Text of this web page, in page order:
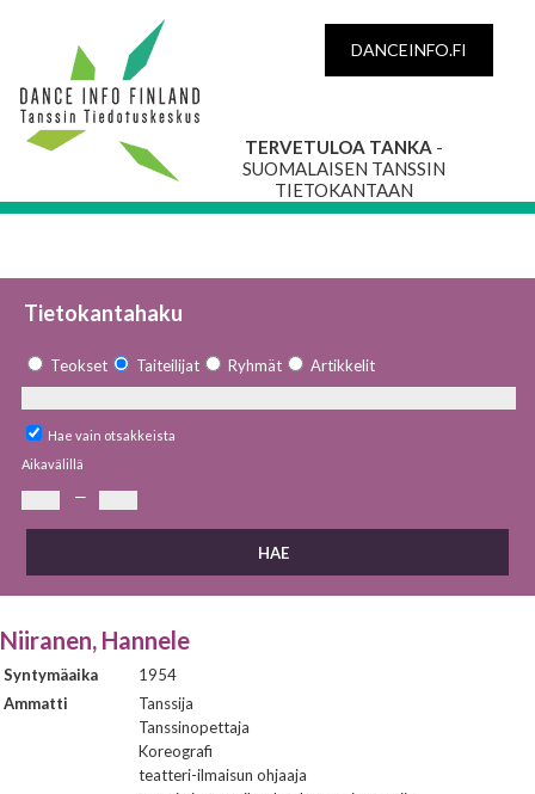
DANCEINFO.FI
TERVETULOA TANKA -
SUOMALAISEN TANSSIN
TIETOKANTAAN
Tietokantahaku
Teokset Taiteilijat Ryhmät Artikkelit
Hae vain otsakkeista
Aikavälillä
—
Niiranen, Hannele
Syntymäaika
1954
Ammatti
Tanssija
Tanssinopettaja
Koreografi
teatteri-ilmaisun ohjaaja